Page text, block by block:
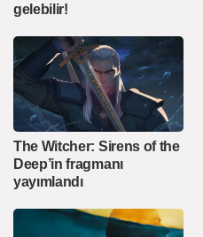
gelebilir!
The Witcher: Sirens of the
Deep’in fragmanı
yayımlandı